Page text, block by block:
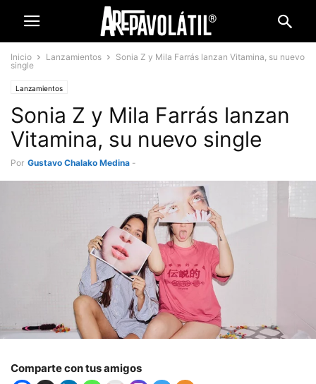
Inicio Lanzamientos
Sonia Z y Mila Farrás lanzan Vitamina, su nuevo
single
Lanzamientos
Sonia Z y Mila Farrás lanzan
Vitamina, su nuevo single
Por Gustavo Chalako Medina -
Comparte con tus amigos